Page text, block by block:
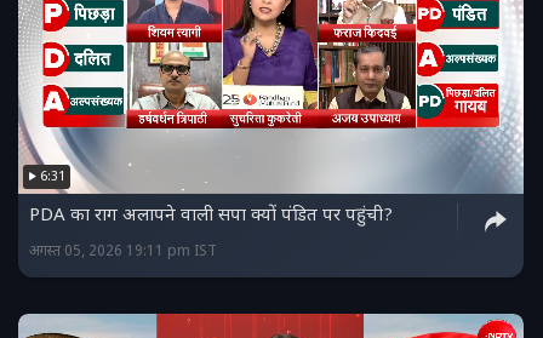
6:31
PDA का राग अलापने वाली सपा क्यों पंडित पर पहुंची?
अगस्त 05, 2026 19:11 pm IST